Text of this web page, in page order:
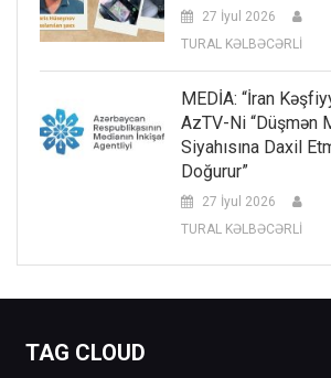
27 İyul 2026
TURAL KƏLBƏCƏRLİ
MEDİA: “İran
AzTV-Ni “düşmən
Siyahısına Daxil
Doğurur”
27 İyul 2026
TURAL KƏLBƏCƏRLİ
TAG CLOUD